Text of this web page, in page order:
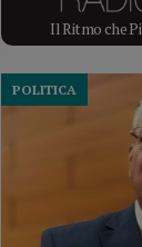
Il Ritmo che
POLITICA